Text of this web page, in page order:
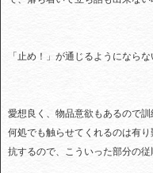
「止め！」が通じるようにならな
愛想良く、物品意欲もあるので訓
何処でも触らせてくれるのは有
抗するので、こういった部分の従